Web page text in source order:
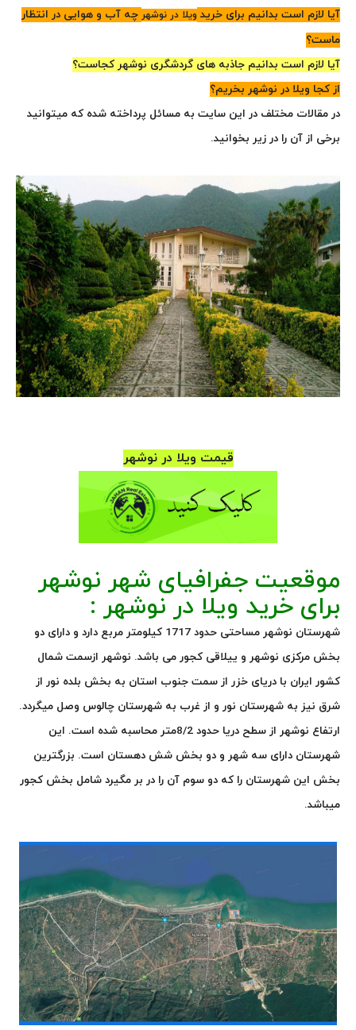
آیا لازم است بدانیم برای خرید ویلا در نوشهر چه آب و هوایی در انتظار
ماست؟
آیا لازم است بدانیم جاذبه های گردشگری نوشهر کجاست؟
از کجا ویلا در نوشهر بخریم؟
در مقالات مختلف در این سایت به مسائل پرداخته شده که میتوانید
برخی از آن را در زیر بخوانید.
قیمت ویلا در نوشهر
موقعیت جفرافیای شهر نوشهر
برای خرید ویلا در نوشهر :
شهرستان نوشهر مساحتی حدود 1717 کیلومتر مربع دارد و دارای دو
بخش مرکزی نوشهر و ییلاقی کجور می باشد. نوشهر ازسمت شمال
کشور ایران با دریای خزر از سمت جنوب استان به بخش بلده نور از
شرق نیز به شهرستان نور و از غرب به شهرستان چالوس وصل میگردد.
ارتفاع نوشهر از سطح دریا حدود 8/2متر محاسبه شده است
. این
شهرستان دارای سه شهر و دو بخش شش دهستان است. بزرگترین
بخش این شهرستان را که دو سوم آن را در بر مگیرد شامل بخش کجور
میباشد.